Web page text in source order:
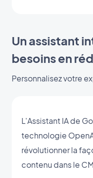
Un assistant
besoins en
Personnalisez votre
L'Assistant IA de
technologie
révolutionner la
contenu dans le